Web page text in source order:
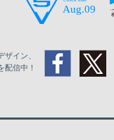
ザイン、
配信中！